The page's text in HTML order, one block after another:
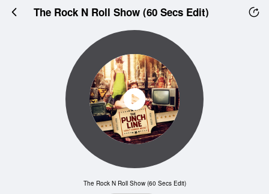
The Rock N Roll Show (60 Secs Edit)
The Rock N Roll Show (60 Secs Edit)